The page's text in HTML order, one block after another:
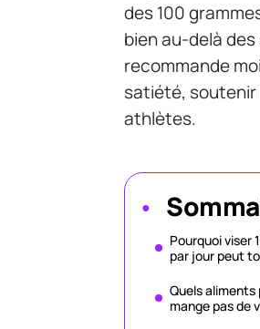
des 100
bien au-delà
recommande
satiété, soutenir
athlètes.
Pourquoi viser
par jour peut
Quels aliments
mange pas de